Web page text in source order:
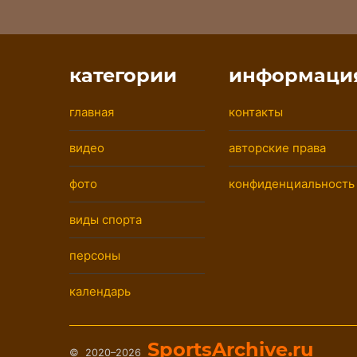
категории
главная
видео
фото
виды спорта
персоны
календарь
контакты
авторские права
конфиденциальность
© 2020–2026 SportsArchive.ru